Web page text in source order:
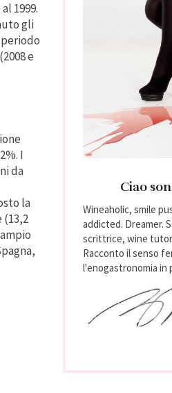
1999.
gli
e
I
da
la
(13,2
Ciao
Wineaholic, smile
addicted. Dreamer.
scrittrice, wine
Racconto il senso
l'enogastronomia